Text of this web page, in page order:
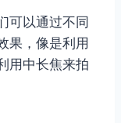
可以通过不同
果，像是利用
用中长焦来拍